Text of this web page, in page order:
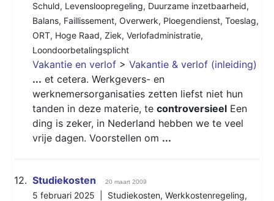
Schuld, Levensloopregeling, Duurzame inzetbaarheid,
Balans, Faillissement, Overwerk, Ploegendienst, Toeslag,
ORT, Hoge Raad, Ziek, Verlofadministratie,
Loondoorbetalingsplicht
Vakantie en verlof > Vakantie & verlof (inleiding)
... et cetera. Werkgevers- en
werknemersorganisaties zetten liefst niet hun
tanden in deze materie, te controversieel Een
ding is zeker, in Nederland hebben we te veel
vrije dagen. Voorstellen om ...
12. Studiekosten 20 maart 2009
5 februari 2025 | Studiekosten, Werkkostenregeling,